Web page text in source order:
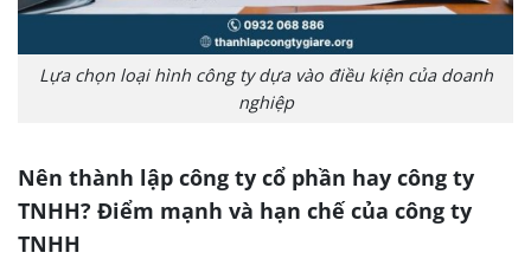
Lựa chọn loại hình công ty dựa vào điều kiện của doanh
nghiệp
Nên thành lập công ty cổ phần hay công ty
TNHH? Điểm mạnh và hạn chế của công ty
TNHH